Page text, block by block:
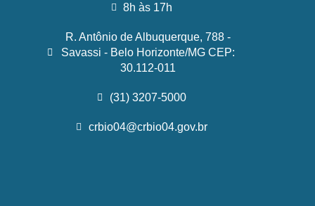
8h às 17h
R. Antônio de Albuquerque, 788 -
Savassi - Belo Horizonte/MG CEP:
30.112-011
(31) 3207-5000
crbio04@crbio04.gov.br